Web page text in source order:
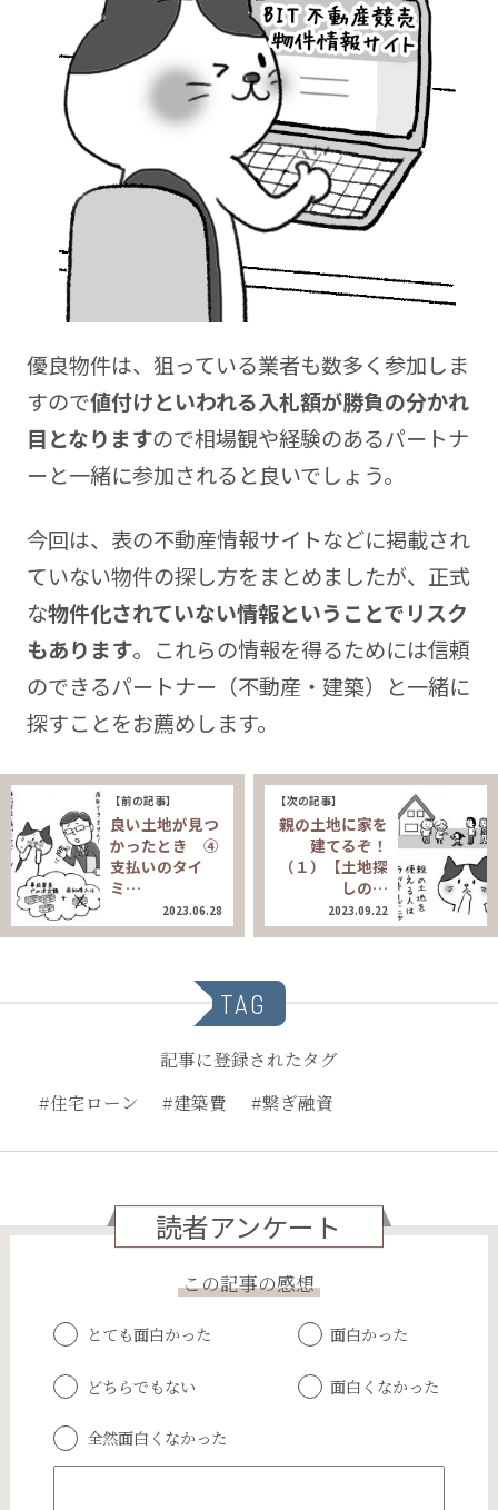
優良物件は、狙っている業者も数多く参加しま
すので値付けといわれる入札額が勝負の分かれ
目となりますので相場観や経験のあるパートナ
ーと一緒に参加されると良いでしょう。
今回は、表の不動産情報サイトなどに掲載され
ていない物件の探し方をまとめましたが、正式
な物件化されていない情報ということでリスク
もあります。これらの情報を得るためには信頼
のできるパートナー（不動産・建築）と一緒に
探すことをお薦めします。
【前の記事】
良い土地が見つ
かったとき ④
支払いのタイ
ミ…
2023.06.28
【次の記事】
親の土地に家を
建てるぞ！
（１）【土地探
しの…
2023.09.22
TAG
記事に登録されたタグ
#住宅ローン
#建築費 #繋ぎ融資
読者アンケート
この記事の感想
とても面白かった 面白かった
どちらでもない 面白くなかった
全然面白くなかった